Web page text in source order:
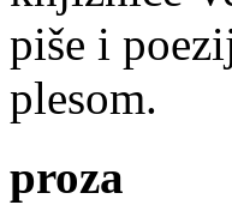
piše i
plesom.
proza